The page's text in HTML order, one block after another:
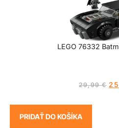
LEGO 76332
29,99€
PRIDAŤ DO KOŠÍKA